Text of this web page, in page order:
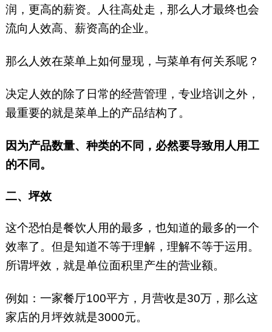
润，更高的薪资。人往高处走，那么人才最终也会
流向人效高、薪资高的企业。
那么人效在菜单上如何显现，与菜单有何关系呢？
决定人效的除了日常的经营管理，专业培训之外，
最重要的就是菜单上的产品结构了。
因为产品数量、种类的不同，必然要导致用人用工
的不同。
二、坪效
这个恐怕是餐饮人用的最多，也知道的最多的一个
效率了。但是知道不等于理解，理解不等于运用。
所谓坪效，就是单位面积里产生的营业额。
例如：一家餐厅100平方，月营收是30万，那么这
家店的月坪效就是3000元。